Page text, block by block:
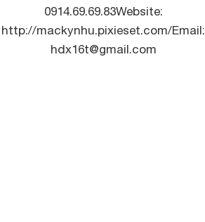
0914.69.69.83Website:
http://mackynhu.pixieset.com/Email:
hdx16t@gmail.com